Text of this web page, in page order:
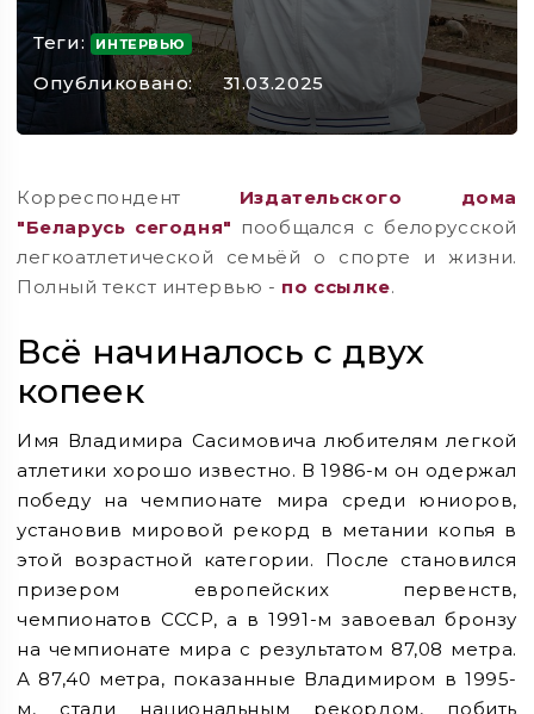
Теги: ИНТЕРВЬЮ
Опубликовано: 31.03.2025
Корреспондент Издательского дома
"Беларусь сегодня" пообщался с белорусской
легкоатлетической семьёй о спорте и жизни.
Полный текст интервью - по ссылке.
Всё начиналось с двух
копеек
Имя Владимира Сасимовича любителям легкой
атлетики хорошо известно. В 1986-м он одержал
победу на чемпионате мира среди юниоров,
установив мировой рекорд в метании копья в
этой возрастной категории. После становился
призером европейских первенств,
чемпионатов СССР, а в 1991-м завоевал бронзу
на чемпионате мира с результатом 87,08 метра.
А 87,40 метра, показанные Владимиром в 1995-
м, стали национальным рекордом, побить